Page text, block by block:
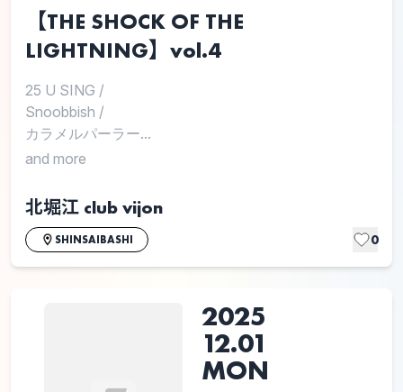
【THE SHOCK OF THE
LIGHTNING】vol.4
25 U SING /
Snoobbish /
カラメルパーラー...
and more
北堀江 club vijon
SHINSAIBASHI 0
2025
12.01
MON